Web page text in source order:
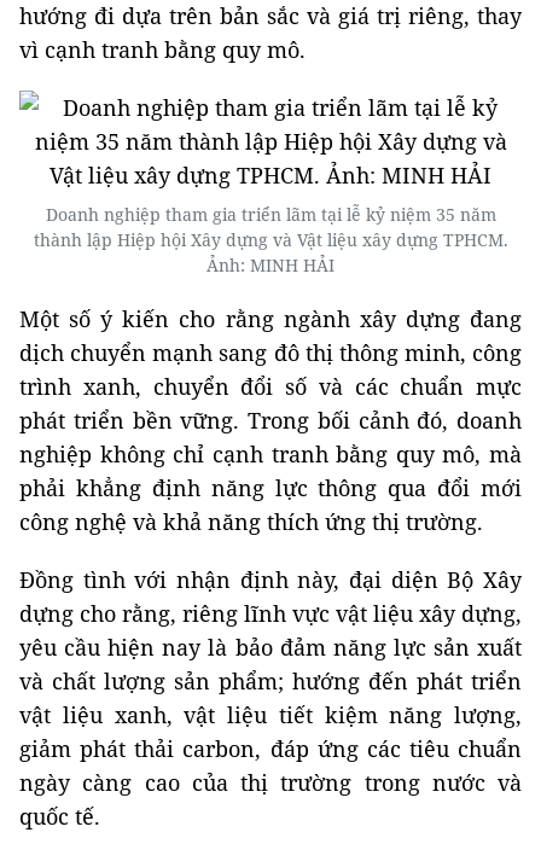
hướng đi dựa trên bản sắc và giá trị riêng, thay
vì cạnh tranh bằng quy mô.
Doanh nghiệp tham gia triển lãm tại lễ kỷ niệm 35 năm
thành lập Hiệp hội Xây dựng và Vật liệu xây dựng TPHCM.
Ảnh: MINH HẢI
Một số ý kiến cho rằng ngành xây dựng đang
dịch chuyển mạnh sang đô thị thông minh, công
trình xanh, chuyển đổi số và các chuẩn mực
phát triển bền vững. Trong bối cảnh đó, doanh
nghiệp không chỉ cạnh tranh bằng quy mô, mà
phải khẳng định năng lực thông qua đổi mới
công nghệ và khả năng thích ứng thị trường.
Đồng tình với nhận định này, đại diện Bộ Xây
dựng cho rằng, riêng lĩnh vực vật liệu xây dựng,
yêu cầu hiện nay là bảo đảm năng lực sản xuất
và chất lượng sản phẩm; hướng đến phát triển
vật liệu xanh, vật liệu tiết kiệm năng lượng,
giảm phát thải carbon, đáp ứng các tiêu chuẩn
ngày càng cao của thị trường trong nước và
quốc tế.